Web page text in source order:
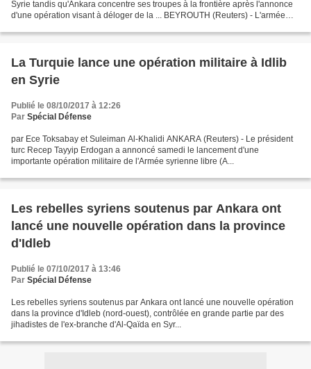
Syrie tandis qu'Ankara concentre ses troupes à la frontière après l'annonce
d'une opération visant à déloger de la ... BEYROUTH (Reuters) - L'armée
La Turquie lance une opération militaire à Idlib
en Syrie
Publié le 08/10/2017 à 12:26
Par Spécial Défense
par Ece Toksabay et Suleiman Al-Khalidi ANKARA (Reuters) - Le président
turc Recep Tayyip Erdogan a annoncé samedi le lancement d'une
importante opération militaire de l'Armée syrienne libre (A...
Les rebelles syriens soutenus par Ankara ont
lancé une nouvelle opération dans la province
d'Idleb
Publié le 07/10/2017 à 13:46
Par Spécial Défense
Les rebelles syriens soutenus par Ankara ont lancé une nouvelle opération
dans la province d'Idleb (nord-ouest), contrôlée en grande partie par des
jihadistes de l'ex-branche d'Al-Qaïda en Syr...